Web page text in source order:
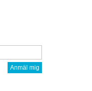
Anmäl mig